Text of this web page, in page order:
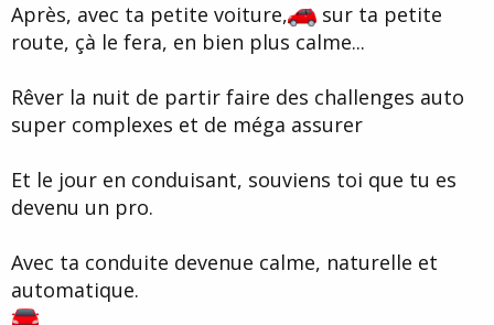
Après, avec ta petite voiture,
sur ta petite
route, çà le fera, en bien plus calme...
Rêver la nuit de partir faire des challenges auto
super complexes et de méga assurer
Et le jour en conduisant, souviens toi que tu es
devenu un pro.
Avec ta conduite devenue calme, naturelle et
automatique.